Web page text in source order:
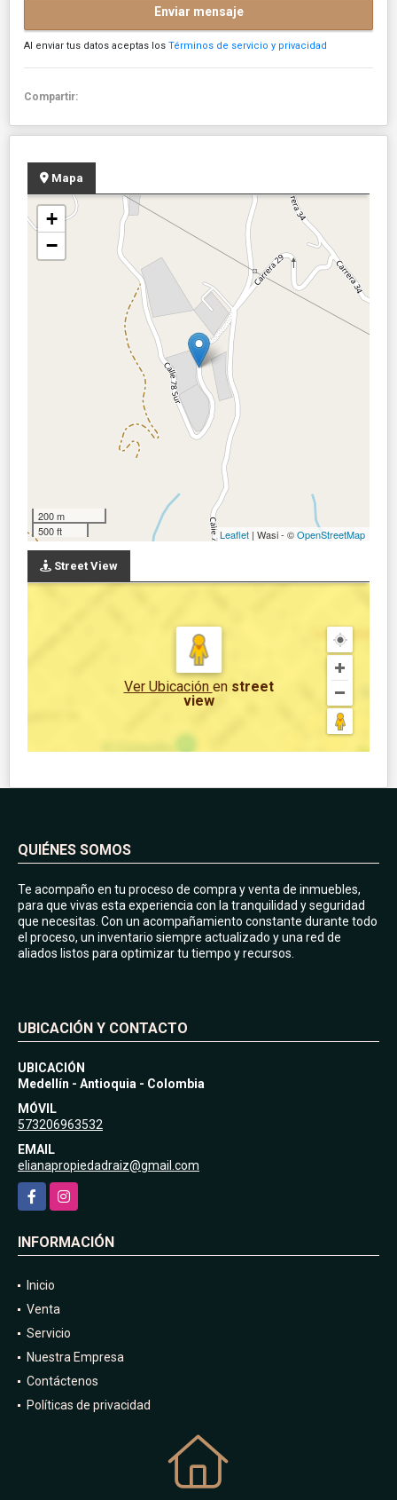
Enviar mensaje
Al enviar tus datos aceptas los Términos de servicio y privacidad
Compartir:
Mapa
+
−
200 m
500 ft
Leaflet | Wasi - ©OpenStreetMap
Street View
Ver Ubicación en street
view
QUIÉNES SOMOS
Te acompaño en tu proceso de compra y venta de inmuebles,
para que vivas esta experiencia con la tranquilidad y seguridad
que necesitas. Con un acompañamiento constante durante todo
el proceso, un inventario siempre actualizado y una red de
aliados listos para optimizar tu tiempo y recursos.
UBICACIÓN Y CONTACTO
UBICACIÓN
Medellín - Antioquia - Colombia
MÓVIL
573206963532
EMAIL
elianapropiedadraiz@gmail.com
FacebookInstagram
INFORMACIÓN
Inicio
Venta
Servicio
Nuestra Empresa
Contáctenos
Políticas de privacidad